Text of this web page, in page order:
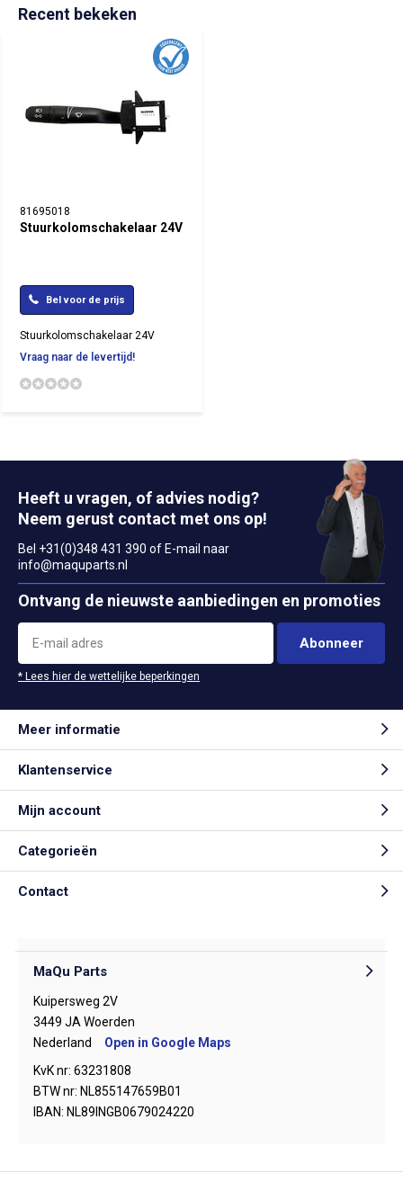
Recent bekeken
81695018
Stuurkolomschakelaar 24V
Bel voor de prijs
Stuurkolomschakelaar 24V
Vraag naar de levertijd!
Heeft u vragen, of advies nodig?
Neem gerust contact met ons op!
Bel +31(0)348 431 390 of E-mail naar
info@maquparts.nl
Ontvang de nieuwste aanbiedingen en promoties
Abonneer
* Lees hier de wettelijke beperkingen
Meer informatie
Klantenservice
Mijn account
Categorieën
Contact
MaQu Parts
Kuipersweg 2V
3449 JA Woerden
Nederland
Open in Google Maps
KvK nr: 63231808
BTW nr: NL855147659B01
IBAN: NL89INGB0679024220